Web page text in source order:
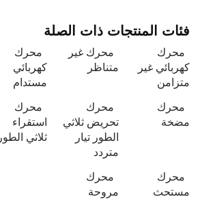
فئات المنتجات ذات الصلة
محرك
كهربائي غير
متزامن
محرك غير
متناظر
محرك
كهربائي
مستدام
محرك
مضخة
محرك
تحريض ثلاثي
الطور تيار
متردد
محرك
استقراء
ثلاثي الطور
محرك
مستحث
محرك
مروحة